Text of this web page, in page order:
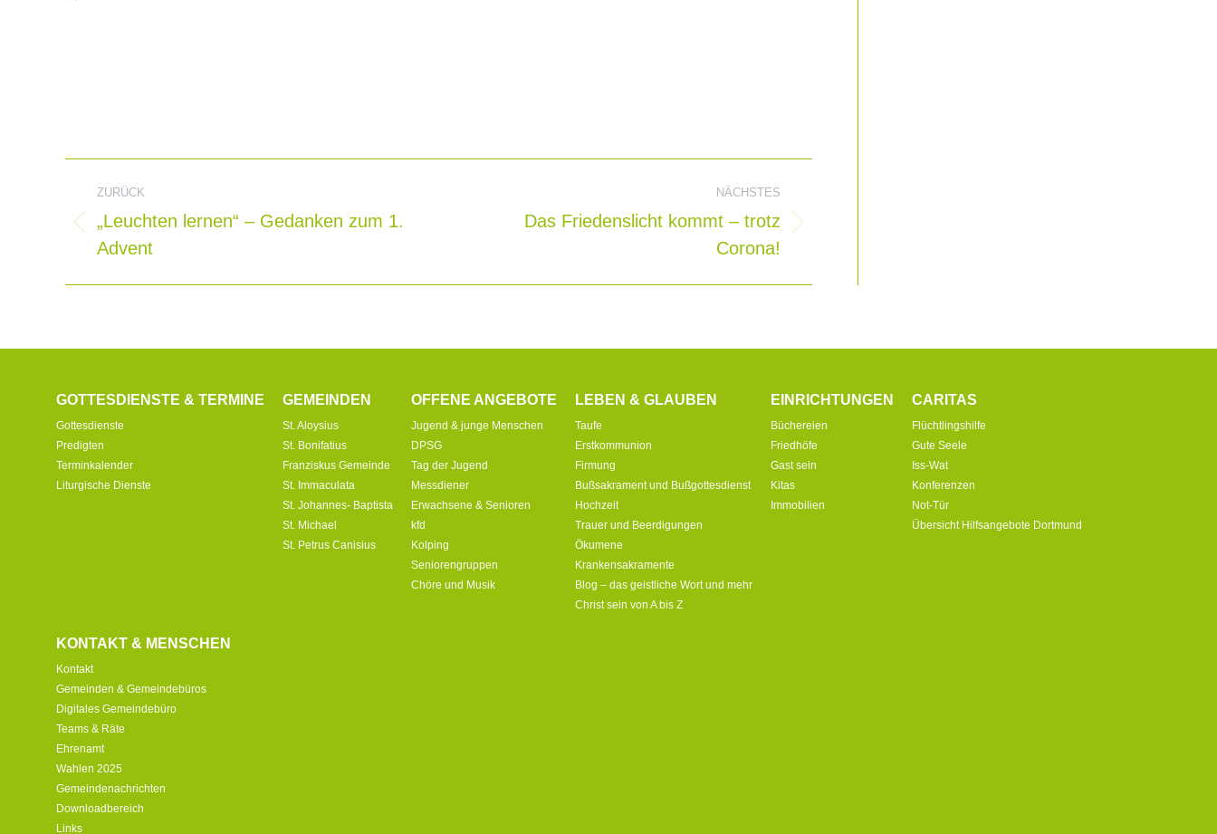
Kommentarnavigation
ZURÜCK
Vorheriger
„Leuchten lernen“ – Gedanken zum 1.
Advent
NÄCHSTES
Das Friedenslicht kommt – trotz
Corona!
GOTTESDIENSTE & TERMINE
Gottesdienste
Predigten
Terminkalender
Liturgische Dienste
GEMEINDEN
St. Aloysius
St. Bonifatius
Franziskus Gemeinde
St. Immaculata
St. Johannes- Baptista
St. Michael
St. Petrus Canisius
OFFENE ANGEBOTE
Jugend & junge Menschen
DPSG
Tag der Jugend
Messdiener
Erwachsene & Senioren
kfd
Kolping
Seniorengruppen
Chöre und Musik
LEBEN & GLAUBEN
Taufe
Erstkommunion
Firmung
Bußsakrament und Bußgottesdienst
Hochzeit
Trauer und Beerdigungen
Ökumene
Krankensakramente
Blog – das geistliche Wort und mehr
Christ sein von A bis Z
EINRICHTUNGEN
Büchereien
Friedhöfe
Gast sein
Kitas
Immobilien
CARITAS
Flüchtlingshilfe
Gute Seele
Iss-Wat
Konferenzen
Not-Tür
Übersicht Hilfsangebote Dortmund
KONTAKT & MENSCHEN
Kontakt
Gemeinden & Gemeindebüros
Digitales Gemeindebüro
Teams & Räte
Ehrenamt
Wahlen 2025
Gemeindenachrichten
Downloadbereich
Links